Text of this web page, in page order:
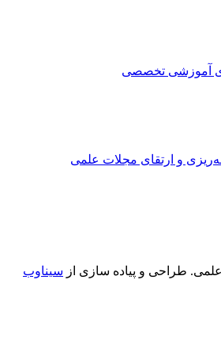
آموزشی تخصصی
و ارتقای مجلات علمی
طراحی و پیاده سازی از سیناوب